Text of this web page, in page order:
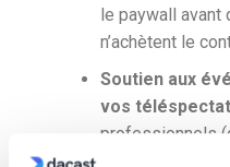
le paywall avant
n’achètent le
Soutien aux
vos
professionnels